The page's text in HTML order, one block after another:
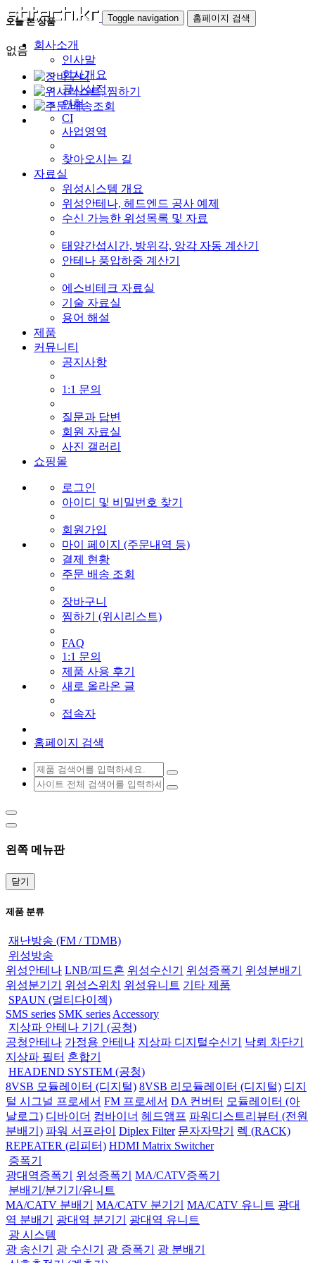
Toggle navigation 홈페이지 검색
회사소개
인사말
회사개요
공사실적
연혁
CI
사업영역
찾아오시는 길
자료실
위성시스템 개요
위성안테나, 헤드엔드 공사 예제
수신 가능한 위성목록 및 자료
태양간섭시간, 방위각, 앙각 자동 계산기
안테나 풍압하중 계산기
에스비테크 자료실
기술 자료실
용어 해설
제품
커뮤니티
공지사항
1:1 문의
질문과 답변
회원 자료실
사진 갤러리
쇼핑몰
로그인
아이디 및 비밀번호 찾기
회원가입
마이 페이지 (주문내역 등)
결제 현황
주문 배송 조회
장바구니
찜하기 (위시리스트)
FAQ
1:1 문의
제품 사용 후기
새로 올라온 글
접속자
홈페이지 검색
왼쪽 메뉴판
닫기
제품 분류
재난방송 (FM / TDMB)
위성방송
위성안테나 LNB/피드혼 위성수신기 위성증폭기
위성분배기
위성분기기
위성스위치 위성유니트 기타 제품
SPAUN (멀티다이젝)
SMS series SMK series Accessory
지상파 안테나 기기 (공청)
공청안테나 가정용 안테나 지상파 디지털수신기
낙뢰 차단기
지상파 필터 혼합기
HEADEND SYSTEM (공청)
8VSB 모듈레이터 (디지털) 8VSB 리모듈레이터 (디지털) 디지
털 시그널 프로세서 FM 프로세서 DA 컨버터 모듈레이터 (아
날로그) 디바이더 컴바이너 헤드앰프 파워디스트리뷰터 (전원
분배기) 파워 서프라이 Diplex Filter 문자자막기
렉 (RACK)
REPEATER (리피터) HDMI Matrix Switcher
증폭기
광대역증폭기
위성증폭기
MA/CATV증폭기
분배기/분기기/유니트
MA/CATV 분배기
MA/CATV 분기기 MA/CATV 유니트 광대
역 분배기
광대역 분기기
광대역 유니트
광 시스템
광 송신기
광 수신기 광 증폭기
광 분배기
오늘 본 상품
없음